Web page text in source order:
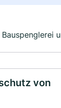
Bauspenglerei
von